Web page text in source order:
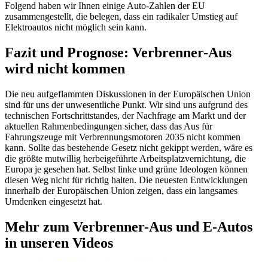
Folgend haben wir Ihnen einige Auto-Zahlen der EU
zusammengestellt, die belegen, dass ein radikaler Umstieg auf
Elektroautos nicht möglich sein kann.
Fazit und Prognose: Verbrenner-Aus
wird nicht kommen
Die neu aufgeflammten Diskussionen in der Europäischen Union
sind für uns der unwesentliche Punkt. Wir sind uns aufgrund des
technischen Fortschrittstandes, der Nachfrage am Markt und der
aktuellen Rahmenbedingungen sicher, dass das Aus für
Fahrungszeuge mit Verbrennungsmotoren 2035 nicht kommen
kann. Sollte das bestehende Gesetz nicht gekippt werden, wäre es
die größte mutwillig herbeigeführte Arbeitsplatzvernichtung, die
Europa je gesehen hat. Selbst linke und grüne Ideologen können
diesen Weg nicht für richtig halten. Die neuesten Entwicklungen
innerhalb der Europäischen Union zeigen, dass ein langsames
Umdenken eingesetzt hat.
Mehr zum Verbrenner-Aus und E-Autos
in unseren Videos